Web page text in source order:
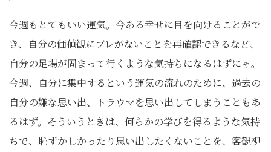
今週もとてもいい運気。今ある幸せに目を向けることがで
き、自分の価値観にブレがないことを再確認できるなど、
自分の足場が固まって行くような気持ちになるはずにゃ。
今週、自分に集中するという運気の流れのために、過去の
自分の嫌な思い出、トラウマを思い出してしまうこともあ
るはず。そういうときは、何らかの学びを得るような気持
ちで、恥ずかしかったり思い出したくないことを、客観視